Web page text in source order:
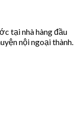
tại nhà hàng đầu
nội ngoại thành.